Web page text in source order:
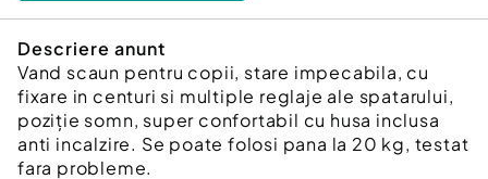
Descriere anunt
Vand scaun pentru copii, stare impecabila, cu
fixare in centuri si multiple reglaje ale spatarului,
poziție somn, super confortabil cu husa inclusa
anti incalzire. Se poate folosi pana la 20 kg, testat
fara probleme.